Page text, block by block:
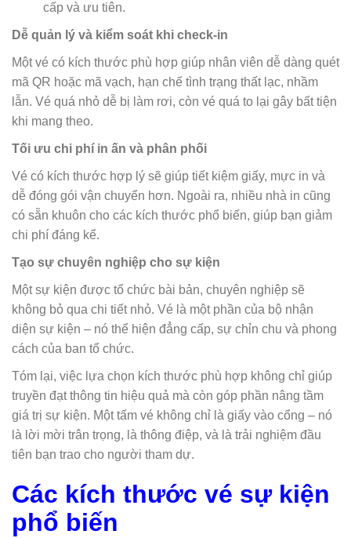
cấp và ưu tiên.
Dễ quản lý và kiểm soát khi check-in
Một vé có kích thước phù hợp giúp nhân viên dễ dàng quét
mã QR hoặc mã vạch, hạn chế tình trạng thất lạc, nhầm
lẫn. Vé quá nhỏ dễ bị làm rơi, còn vé quá to lại gây bất tiện
khi mang theo.
Tối ưu chi phí in ấn và phân phối
Vé có kích thước hợp lý sẽ giúp tiết kiệm giấy, mực in và
dễ đóng gói vận chuyển hơn. Ngoài ra, nhiều nhà in cũng
có sẵn khuôn cho các kích thước phổ biến, giúp bạn giảm
chi phí đáng kể.
Tạo sự chuyên nghiệp cho sự kiện
Một sự kiện được tổ chức bài bản, chuyên nghiệp sẽ
không bỏ qua chi tiết nhỏ. Vé là một phần của bộ nhận
diện sự kiện – nó thể hiện đẳng cấp, sự chỉn chu và phong
cách của ban tổ chức.
Tóm lại, việc lựa chọn kích thước phù hợp không chỉ giúp
truyền đạt thông tin hiệu quả mà còn góp phần nâng tầm
giá trị sự kiện. Một tấm vé không chỉ là giấy vào cổng – nó
là lời mời trân trọng, là thông điệp, và là trải nghiệm đầu
tiên bạn trao cho người tham dự.
Các kích thước vé sự kiện
phổ biến